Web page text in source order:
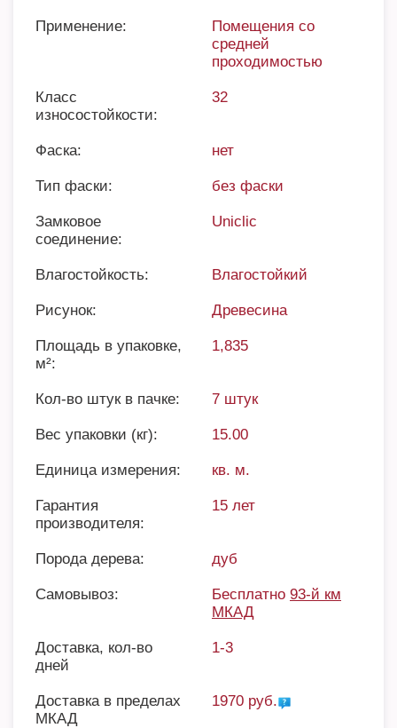
Применение:
Помещения со
средней
проходимостью
Класс
износостойкости:
32
Фаска: нет
Тип фаски: без фаски
Замковое
соединение:
Uniclic
Влагостойкость: Влагостойкий
Рисунок: Древесина
Площадь в упаковке,
м²:
1,835
Кол-во штук в пачке: 7 штук
Вес упаковки (кг): 15.00
Единица измерения: кв. м.
Гарантия
производителя:
15 лет
Порода дерева: дуб
Самовывоз: Бесплатно 93-й км
МКАД
Доставка, кол-во
дней
1-3
Доставка в пределах
МКАД
1970 руб.